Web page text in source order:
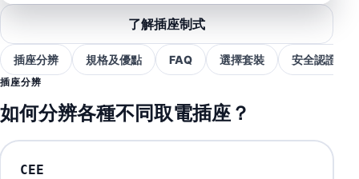
了解插座制式
插座分辨 規格及優點 FAQ 選擇套裝 安全認證
插座分辨
如何分辨各種不同取電插座？
CEE